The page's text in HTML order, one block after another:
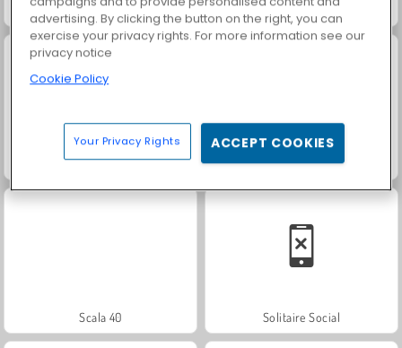
Grand Mahjong Connect Trollface Quest: USA 2
Fashion Princess - Dress Up for Girls Masha and the Bear: Meadows
Scala 40 Solitaire Social
advertising. By clicking the button on the right, you can
exercise your privacy rights. For more information see our
privacy notice
Cookie Policy
Your Privacy Rights ACCEPT COOKIES